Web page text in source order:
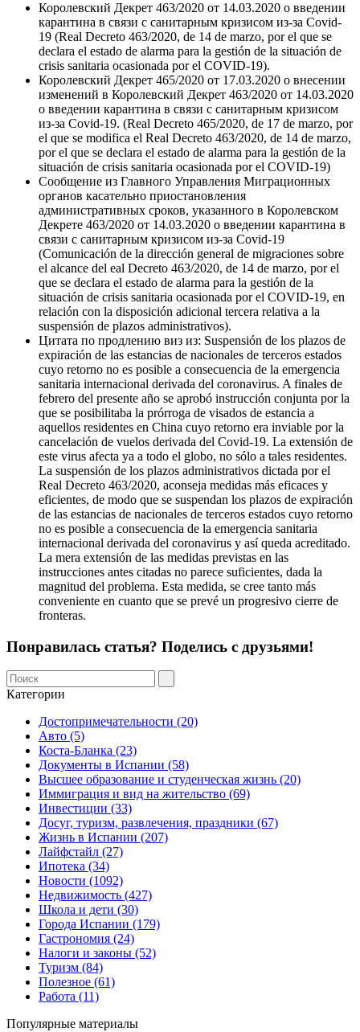
Королевский Декрет 463/2020 от 14.03.2020 о введении
карантина в связи с санитарным кризисом из-за Covid-
19 (Real Decreto 463/2020, de 14 de marzo, por el que se
declara el estado de alarma para la gestión de la situación de
crisis sanitaria ocasionada por el COVID-19).
Королевский Декрет 465/2020 от 17.03.2020 о внесении
изменений в Королевский Декрет 463/2020 от 14.03.2020
о введении карантина в связи с санитарным кризисом
из-за Covid-19. (Real Decreto 465/2020, de 17 de marzo, por
el que se modifica el Real Decreto 463/2020, de 14 de marzo,
por el que se declara el estado de alarma para la gestión de la
situación de crisis sanitaria ocasionada por el COVID-19)
Сообщение из Главного Управления Миграционных
органов касательно приостановления
административных сроков, указанного в Королевском
Декрете 463/2020 от 14.03.2020 о введении карантина в
связи с санитарным кризисом из-за Covid-19
(Comunicación de la dirección general de migraciones sobre
el alcance del eal Decreto 463/2020, de 14 de marzo, por el
que se declara el estado de alarma para la gestión de la
situación de crisis sanitaria ocasionada por el COVID-19, en
relación con la disposición adicional tercera relativa a la
suspensión de plazos administrativos).
Цитата по продлению виз из: Suspensión de los plazos de
expiración de las estancias de nacionales de terceros estados
cuyo retorno no es posible a consecuencia de la emergencia
sanitaria internacional derivada del coronavirus. A finales de
febrero del presente año se aprobó instrucción conjunta por la
que se posibilitaba la prórroga de visados de estancia a
aquellos residentes en China cuyo retorno era inviable por la
cancelación de vuelos derivada del Covid-19. La extensión de
este virus afecta ya a todo el globo, no sólo a tales residentes.
La suspensión de los plazos administrativos dictada por el
Real Decreto 463/2020, aconseja medidas más eficaces y
eficientes, de modo que se suspendan los plazos de expiración
de las estancias de nacionales de terceros estados cuyo retorno
no es posible a consecuencia de la emergencia sanitaria
internacional derivada del coronavirus y así queda acreditado.
La mera extensión de las medidas previstas en las
instrucciones antes citadas no parece suficientes, dada la
magnitud del problema. Esta medida, se cree tanto más
conveniente en cuanto que se prevé un progresivo cierre de
fronteras.
Понравилась статья? Поделись с друзьями!
Категории
Достопримечательности (20)
Авто (5)
Коста-Бланка (23)
Документы в Испании (58)
Высшее образование и студенческая жизнь (20)
Иммиграция и вид на жительство (69)
Инвестиции (33)
Досуг, туризм, развлечения, праздники (67)
Жизнь в Испании (207)
Лайфстайл (27)
Ипотека (34)
Новости (1092)
Недвижимость (427)
Школа и дети (30)
Города Испании (179)
Гастрономия (24)
Налоги и законы (52)
Туризм (84)
Полезное (61)
Работа (11)
Популярные материалы